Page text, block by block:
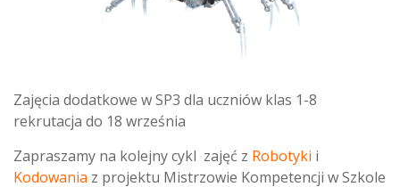
Zajęcia dodatkowe w SP3 dla uczniów klas 1-8
rekrutacja do 18 września
Zapraszamy na kolejny cykl zajęć z Robotyki i
Kodowania z projektu Mistrzowie Kompetencji w Szkole